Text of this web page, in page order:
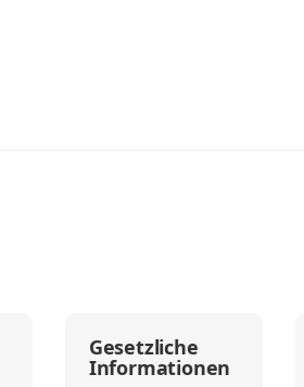
Gesetzliche
Informationen